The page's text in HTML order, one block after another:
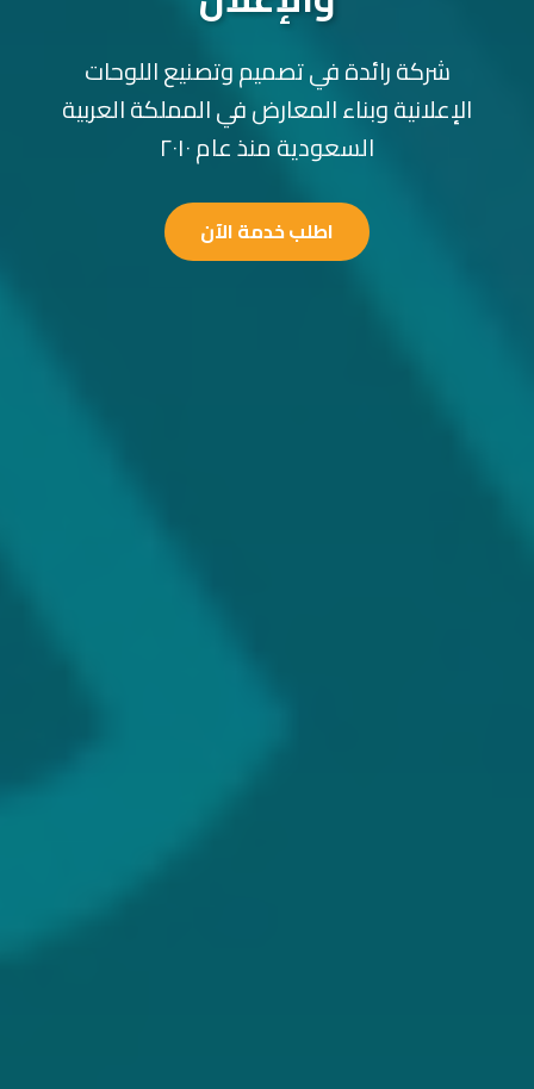
شركة رائدة في تصميم وتصنيع اللوحات
الإعلانية وبناء المعارض في المملكة العربية
السعودية منذ عام ٢٠١٠
اطلب خدمة الآن